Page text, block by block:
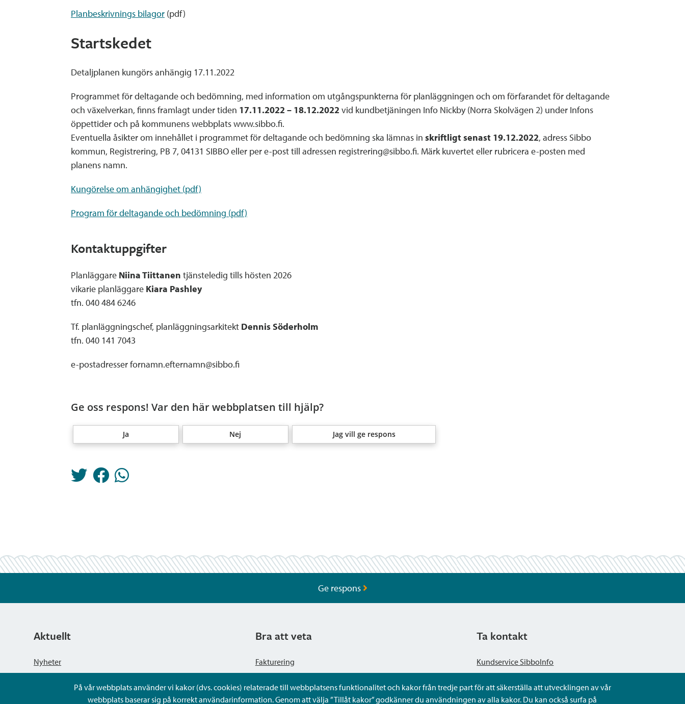
Planbeskrivnings bilagor (pdf)
Startskedet
Detaljplanen kungörs anhängig 17.11.2022
Programmet för deltagande och bedömning, med information om utgångspunkterna för planläggningen och om förfarandet för deltagande
och växelverkan, finns framlagt under tiden 17.11.2022 – 18.12.2022 vid kundbetjäningen Info Nickby (Norra Skolvägen 2) under Infons
öppettider och på kommunens webbplats www.sibbo.fi.
Eventuella åsikter om innehållet i programmet för deltagande och bedömning ska lämnas in skriftligt senast 19.12.2022, adress Sibbo
kommun, Registrering, PB 7, 04131 SIBBO eller per e-post till adressen registrering@sibbo.fi. Märk kuvertet eller rubricera e-posten med
planens namn.
Kungörelse om anhängighet (pdf)
Program för deltagande och bedömning (pdf)
Kontaktuppgifter
Planläggare Niina Tiittanen tjänsteledig tills hösten 2026
vikarie planläggare Kiara Pashley
tfn. 040 484 6246
Tf. planläggningschef, planläggningsarkitekt Dennis Söderholm
tfn. 040 141 7043
e-postadresser fornamn.efternamn@sibbo.fi
Ge oss respons! Var den här webbplatsen till hjälp?
Ja Nej Jag vill ge respons
På vår webbplats använder vi kakor (dvs. cookies) relaterade till webbplatsens funktionalitet och kakor från tredje part för att säkerställa att utvecklingen av vår
webbplats baserar sig på korrekt användarinformation. Genom att välja ”Tillåt kakor” godkänner du användningen av alla kakor. Du kan också surfa på
Ge respons
Aktuellt
Nyheter
Kungörelser
Bra att veta
Fakturering
Dataskyddsbeskrivning
Ta kontakt
Kundservice SibboInfo
Ge anonym respons